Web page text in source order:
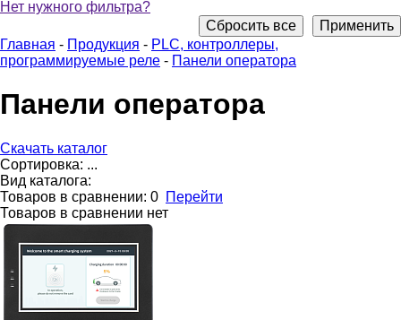
Нет нужного фильтра?
Применить
Сбросить все
Главная - Продукция - PLС, контроллеры,
программируемые реле - Панели оператора
Панели оператора
Скачать каталог
Сортировка: ...
Вид каталога:
Товаров в сравнении: 0 Перейти
Товаров в сравнении нет